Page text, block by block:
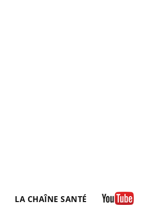
LA CHAÎNE SANTÉ